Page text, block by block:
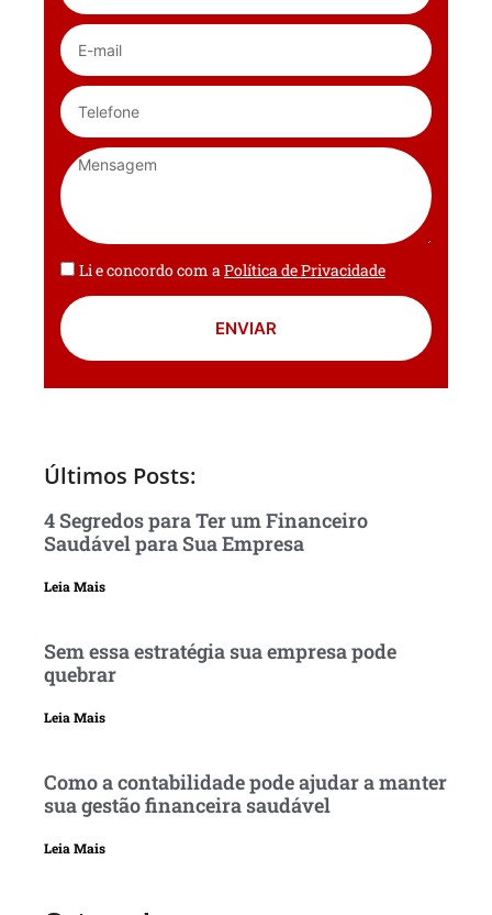
Li e concordo com aPolítica de Privacidade
ENVIAR
Últimos Posts:
4 Segredos para Ter um Financeiro
Saudável para Sua Empresa
Leia Mais
Sem essa estratégia sua empresa pode
quebrar
Leia Mais
Como a contabilidade pode ajudar a manter
sua gestão financeira saudável
Leia Mais